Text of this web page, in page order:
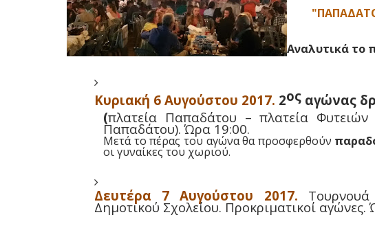
Αναλυτικά το
Κυριακή 6 Αυγούστου 2017. 2ος αγώνας
(πλατεία Παπαδάτου – πλατεία Φυτειών
Παπαδάτου). Ώρα 19:00.
Μετά το πέρας του αγώνα θα προσφερθούν
οι γυναίκες του χωριού.
Δευτέρα 7 Αυγούστου 2017.
Δημοτικού Σχολείου. Προκριματικοί αγώνες.